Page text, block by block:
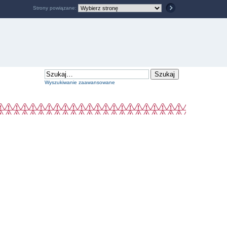
Wyszukiwanie zaawansowane
Strony powiązane: